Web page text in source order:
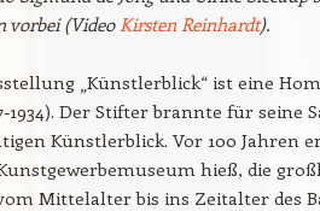
vorbei (VideoKirsten Reinhardt).
„Künstlerblick“ ist eine
1934). Der Stifter brannte für seine
Künstlerblick. Vor 100 Jahren
hieß, die
Mittelalter bis ins Zeitalter des